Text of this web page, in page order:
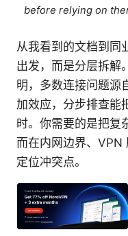
before relying on
从我看到的文档到同
出发，而是分层拆
明，多数连接问题源
加效应，分步排查能
时。你需要的是把复
而在内网边界、VPN
定位冲突点。